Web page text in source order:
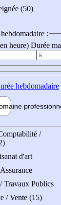
(50)
:
heure) Durée
hebdomadaire
pro
/
d'art
Travaux Publics
/ Vente (15)